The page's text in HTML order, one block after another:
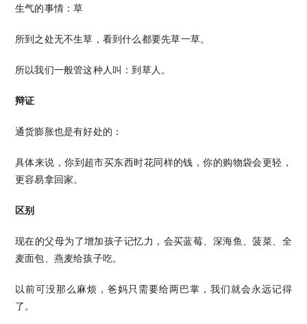
生气的事情：草
所到之处无不生草，看到什么都要先草一草。
所以我们一般管这种人叫：到草人。
辩证
通货膨胀也是有好处的：
具体来说，你到超市买东西时花同样的钱，你的购物袋会更轻，
更容易拿回家。
区别
现在的父母为了增加孩子记忆力，会买蓝莓、深海鱼、菠菜、全
麦面包、燕麦给孩子吃。
以前可没那么麻烦，爸妈只需要给两巴掌，我们就会永远记得
了。